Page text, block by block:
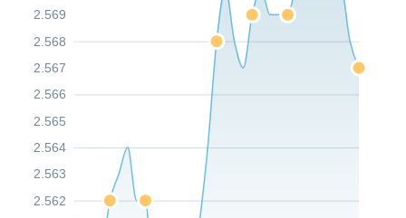
2.562
2.563
2.564
2.565
2.566
2.567
2.568
2.569